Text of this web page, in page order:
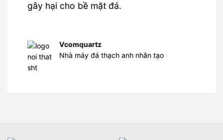
gây hại cho bề mặt đá.
Vcomquartz
Nhà máy đá thạch anh nhân tạo